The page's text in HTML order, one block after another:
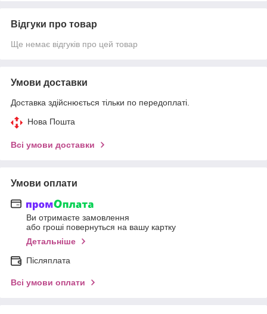
Відгуки про товар
Ще немає відгуків про цей товар
Умови доставки
Доставка здійснюється тільки по передоплаті.
Нова Пошта
Всі умови доставки
Умови оплати
Ви отримаєте замовлення
або гроші повернуться на вашу картку
Детальніше
Післяплата
Всі умови оплати